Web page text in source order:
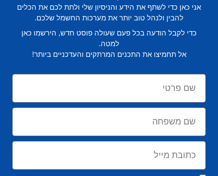
אני כאן כדי לשתף את הידע והניסיון שלי ולתת לכם את הכלים
להבין ולנהל טוב יותר את מערכות החשמל שלכם.
כדי לקבל הודעה בכל פעם שעולה פוסט חדש, הירשמו כאן
למטה.
אל תחמיצו את התכנים המרתקים והעדכניים ביותר!